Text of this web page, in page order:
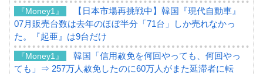
『Money1』
【日本市場再挑戦中】韓国『現代自動車』
07月販売台数は去年のほぼ半分「71台」しか売れなかっ
た。『起亜』は9台だけ
『Money1』
韓国「信用赦免を何回やっても、何回やっ
ても」⇒ 257万人赦免したのに60万人がまた延滞者に転